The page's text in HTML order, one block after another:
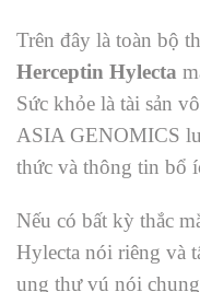
Trên đây là toàn bộ
Herceptin Hylecta
Sức khỏe là tài sản
ASIA GENOMICS
thức và thông tin bổ
Nếu có bất kỳ thắc
Hylecta nói riêng và
ung thư vú nói